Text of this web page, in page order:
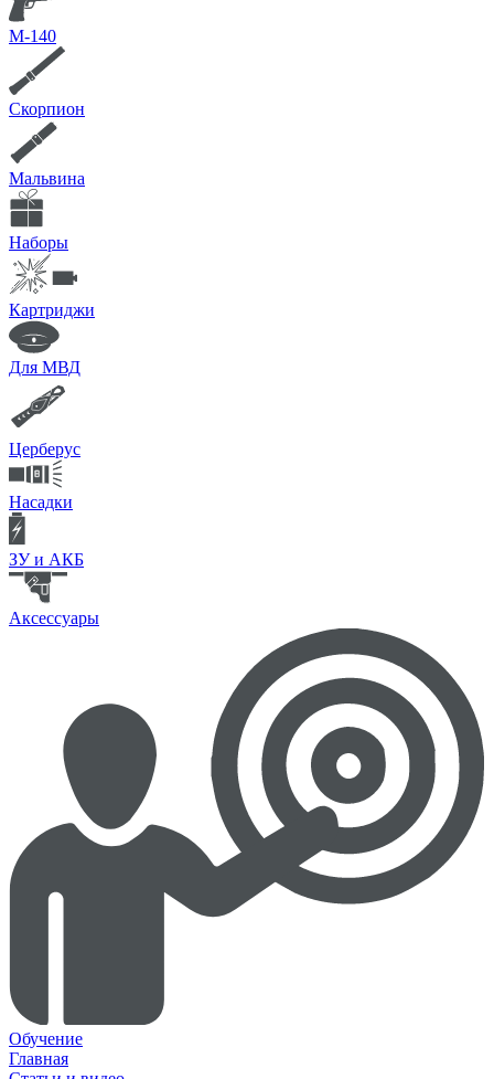
М-140
Скорпион
Мальвина
Наборы
Картриджи
Для МВД
Церберус
Насадки
ЗУ и АКБ
Аксессуары
Обучение
Главная